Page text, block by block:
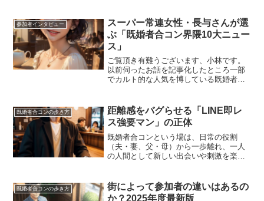
ドで常ににやにやしながらスマホをいじ
るような真似はなかなかで...
参加者インタビュー
スーパー常連女性・長与さんが選
ぶ「既婚者合コン界隈10大ニュー
ス」
ご覧頂き有難うございます、小林です。
以前伺ったお話を記事化したところ一部
でカルト的な人気を博している既婚者合
め小林の定義をお伝えしておきますと、
既婚者合コン参加歴100...
既婚者合コンの歩き方
距離感をバグらせる「LINE即レ
ス強要マン」の正体
既婚者合コンという場は、日常の役割
（夫・妻、父・母）から一歩離れ、一人
の人間として新しい出会いや刺激を楽し
ートナーへと発展することも少なくあり
ません。しかし、せっかくの...
既婚者合コンの歩き方
街によって参加者の違いはあるの
か？2025年度最新版